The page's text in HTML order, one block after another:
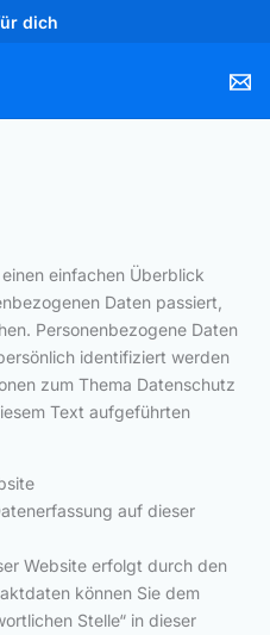
dich
einfachen Überblick
Daten passiert,
Personenbezogene Daten
identifiziert werden
zum Thema Datenschutz
Text aufgeführten
auf dieser
Website erfolgt durch den
können Sie dem
Stelle“ in dieser